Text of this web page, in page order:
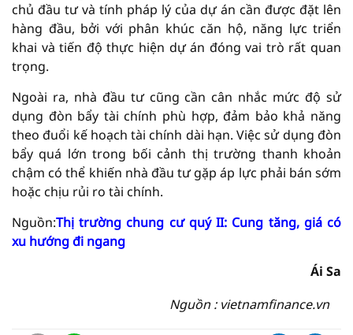
chủ đầu tư và tính pháp lý của dự án cần được đặt lên
hàng đầu, bởi với phân khúc căn hộ, năng lực triển
khai và tiến độ thực hiện dự án đóng vai trò rất quan
trọng.
Ngoài ra, nhà đầu tư cũng cần cân nhắc mức độ sử
dụng đòn bẩy tài chính phù hợp, đảm bảo khả năng
theo đuổi kế hoạch tài chính dài hạn. Việc sử dụng đòn
bẩy quá lớn trong bối cảnh thị trường thanh khoản
chậm có thể khiến nhà đầu tư gặp áp lực phải bán sớm
hoặc chịu rủi ro tài chính.
Nguồn:Thị trường chung cư quý II: Cung tăng, giá có
xu hướng đi ngang
Ái Sa
Nguồn : vietnamfinance.vn